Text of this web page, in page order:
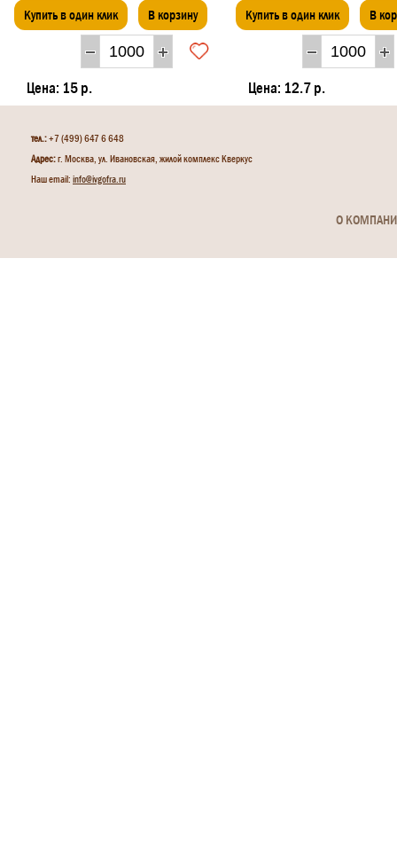
Купить в один клик В корзину
Цена: 15 р.
Купить в один клик В
Цена: 12.7 р.
тел.:+7 (499) 647 6 648
Адрес:г. Москва, ул. Ивановская, жилой комплекс Кверкус
Наш email: info@ivgofra.ru
О